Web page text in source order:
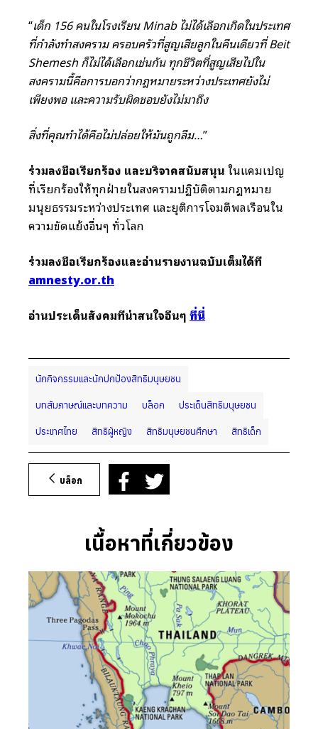
“เด็ก 156 คนในโรงเรียน Minab ไม่ได้เลือกเกิดในประเทศ
ที่กำลังทำสงคราม ครอบครัวที่สูญเสียลูกในคืนเดียวที่ Beit
Shemesh ก็ไม่ได้เลือกเช่นกัน ทุกชีวิตที่สูญเสียไปใน
สงครามนี้คือการบอกว่ากฎหมายระหว่างประเทศยังไม่
เพียงพอ และความรับผิดชอบยังไม่มาถึง
สิ่งที่คุณทำได้คือไม่ปล่อยให้มันถูกลืม…”
ร่วมลงชื่อเรียกร้อง และบริจาคสนับสนุนในแคมเปญ
ที่เรียกร้องให้ทุกฝ่ายในสงครามปฏิบัติตามกฎหมาย
มนุษยธรรมระหว่างประเทศ และยุติการโจมตีพลเรือนใน
ความขัดแย้งอื่นๆ ทั่วโลก
ร่วมลงชื่อเรียกร้องและอ่านรายงานฉบับเต็มได้ที่
amnesty.or.th
อ่านประเด็นสังคมที่น่าสนใจอื่นๆที่นี่
นักกิจกรรมและนักปกป้องสิทธิมนุษยชน
บทสัมภาษณ์และบทความ บล็อก ประเด็นสิทธิมนุษยชน
ประเทศไทย สิทธิผู้หญิง สิทธิมนุษยชนศึกษา สิทธิเด็ก
บล็อก
เนื้อหาที่เกี่ยวข้อง